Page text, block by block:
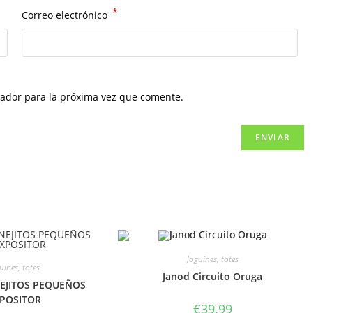
Correo electrónico *
para la próxima vez que comente.
totes
PEQUEÑOS
Joguines, totes
Janod Circuito Oruga
€39.99